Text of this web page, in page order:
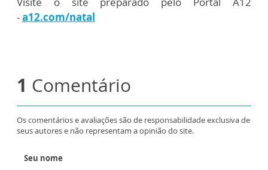
-a12.com/natal
1 Comentário
Os comentários e avaliações são de responsabilidade exclusiva de
seus autores e não representam a opinião do site.
Seu nome